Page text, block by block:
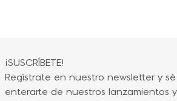
¡SUSCRÍBETE!
Regístrate en nuestro newsletter y
enterarte de nuestros lanzamientos